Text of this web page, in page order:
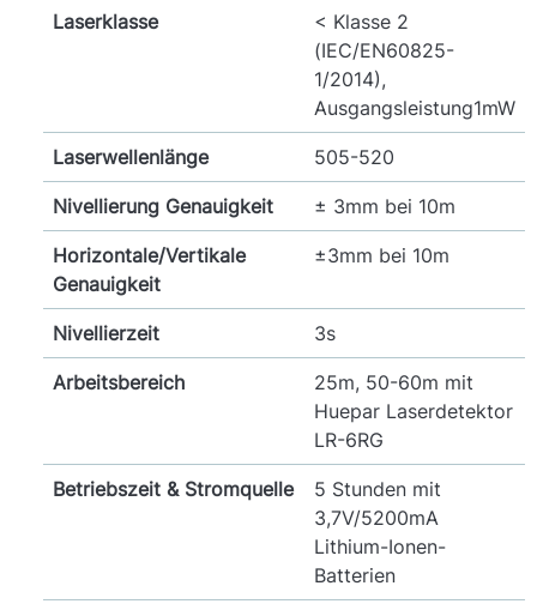
Laserklasse
< Klasse 2
(IEC/EN60825-
1/2014),
Ausgangsleistung1mW
Laserwellenlänge 505-520
Nivellierung Genauigkeit ± 3mm bei 10m
Horizontale/Vertikale
Genauigkeit
±3mm bei 10m
Nivellierzeit 3s
Arbeitsbereich
25m, 50-60m mit
Huepar Laserdetektor
LR-6RG
Betriebszeit & Stromquelle
5 Stunden mit
3,7V/5200mA
Lithium-Ionen-
Batterien